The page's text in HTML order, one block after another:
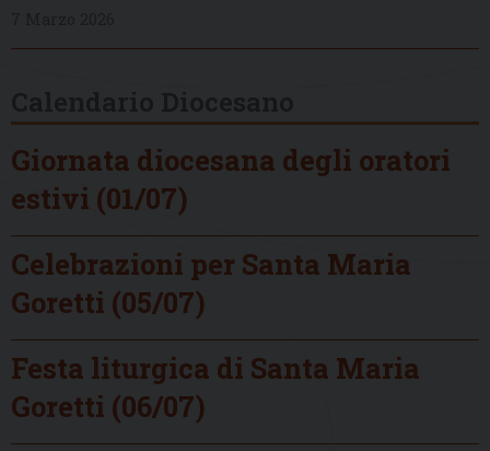
Giornata diocesana degli oratori
estivi (01/07)
Celebrazioni per Santa Maria
Goretti (05/07)
Festa liturgica di Santa Maria
Goretti (06/07)